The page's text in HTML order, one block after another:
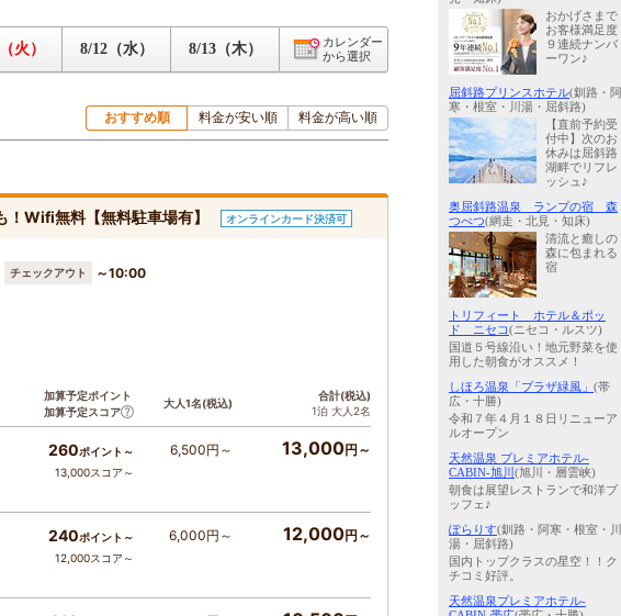
火） 8/12（水） 8/13（木）
カレンダー
から選択
おすすめ順 料金が安い順 料金が高い順
！Wifi無料【無料駐車場有】 オンラインカード決済可
チェックアウト
～10:00
加算予定ポイント
加算予定スコア
大人1名(税込)
合計(税込)
1泊 大人2名
260ポイント～
13,000スコア～
6,500円～ 13,000円～
240ポイント～
12,000スコア～
6,000円～ 12,000円～
おかげさまで
お客様満足度
９連続ナンバ
ーワン♪
屈斜路プリンスホテル(釧路・阿
寒・根室・川湯・屈斜路)
【直前予約受
付中】次のお
休みは屈斜路
湖畔でリフレ
ッシュ♪
奥屈斜路温泉 ランプの宿 森
つべつ(網走・北見・知床)
清流と癒しの
森に包まれる
宿
トリフィート ホテル＆ポッ
ド ニセコ(ニセコ・ルスツ)
国道５号線沿い！地元野菜を使
用した朝食がオススメ！
しほろ温泉「プラザ緑風」 (帯
広・十勝)
令和７年４月１８日リニューア
ルオープン
天然温泉 プレミアホテル-
CABIN-旭川 (旭川・層雲峡)
朝食は展望レストランで和洋ブ
ッフェ♪
ぽらりす(釧路・阿寒・根室・川
湯・屈斜路)
国内トップクラスの星空！！ク
チコミ好評。
天然温泉プレミアホテル-